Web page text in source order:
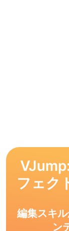
フェク
編集スキ
ン